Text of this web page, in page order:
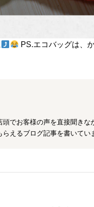
PS.エコバッグは、
頭でお客様の声を直接聞き
えるブログ記事を書いてい